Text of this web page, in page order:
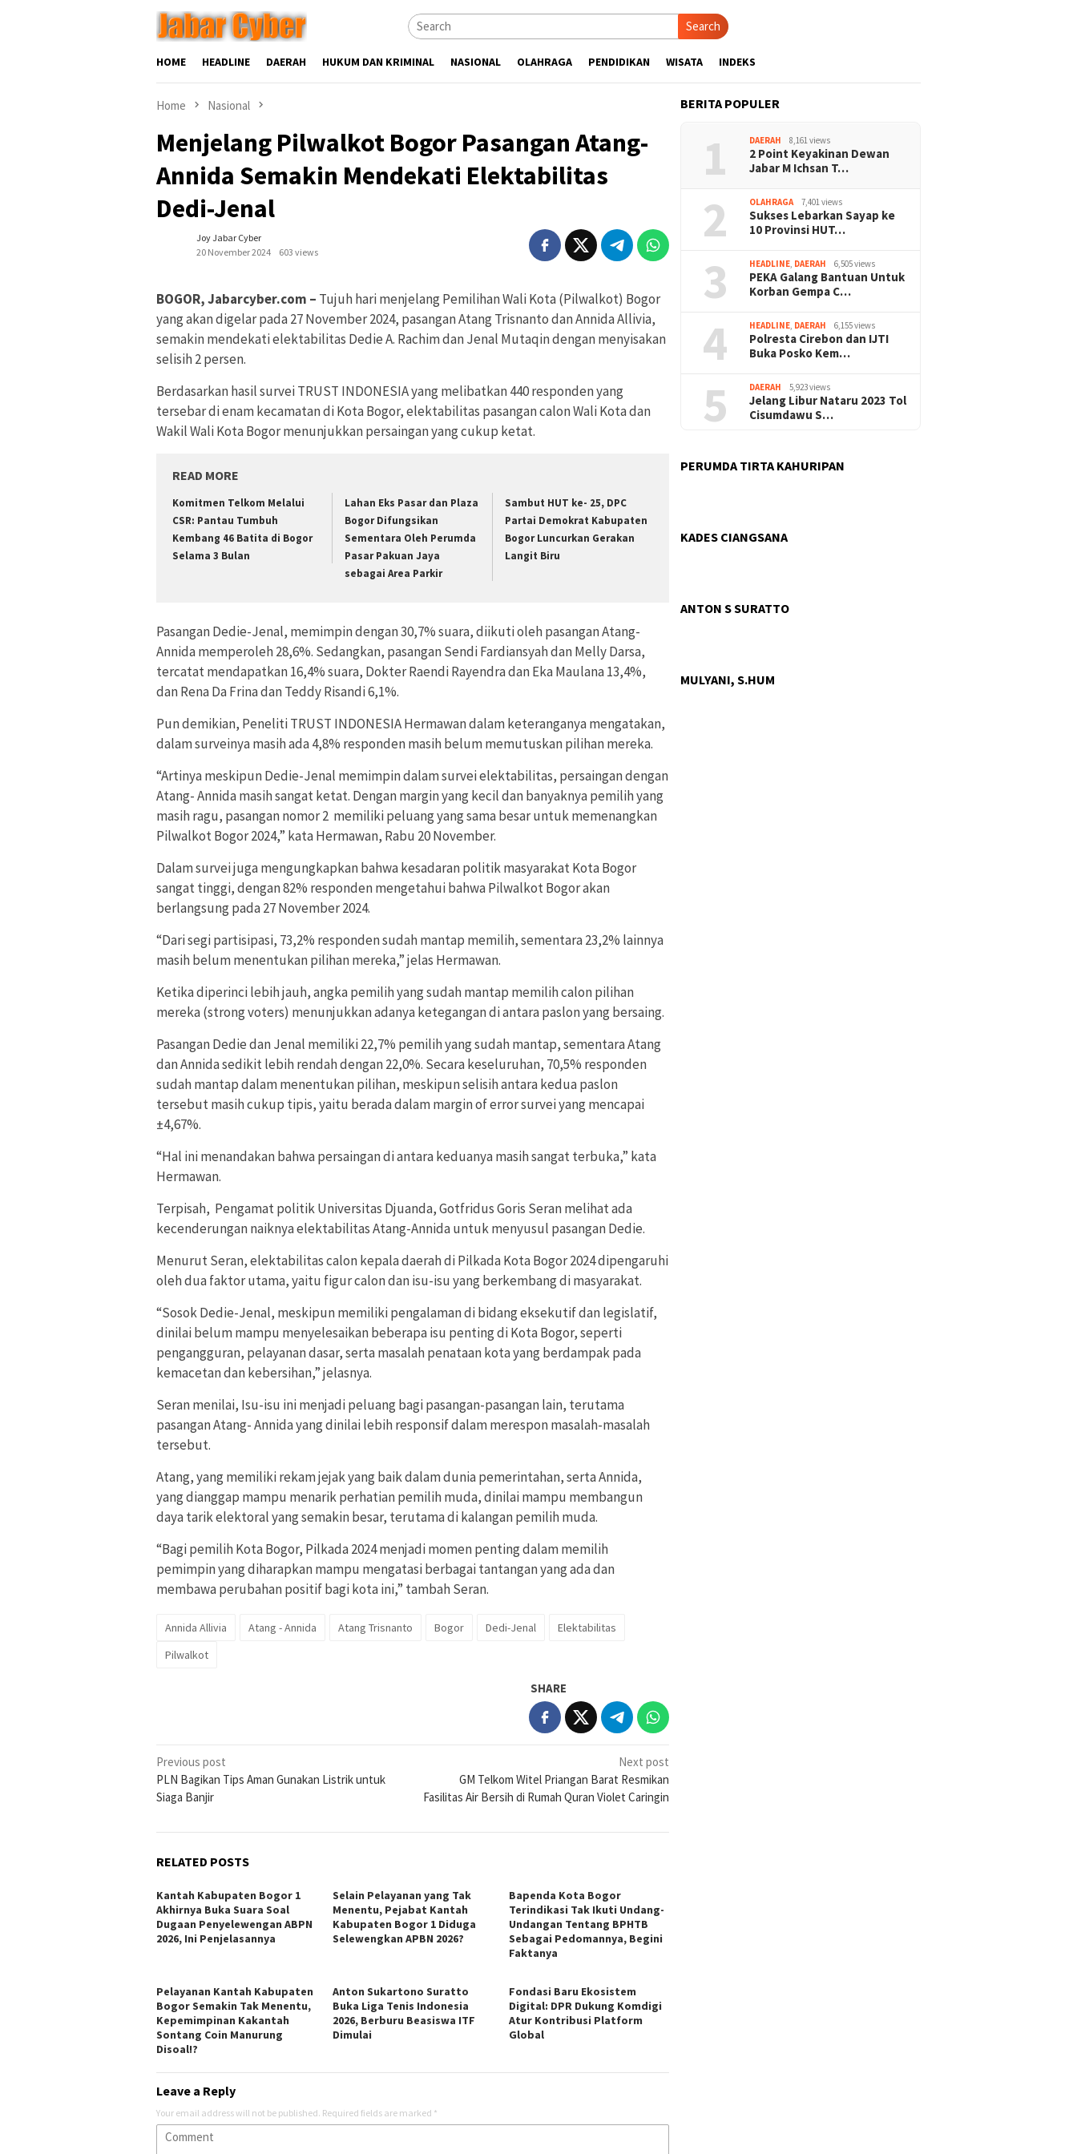
Search
HOME HEADLINE DAERAH HUKUM DAN KRIMINAL NASIONAL OLAHRAGA PENDIDIKAN WISATA INDEKS
Home Nasional
Menjelang Pilwalkot Bogor Pasangan Atang-
Annida Semakin Mendekati Elektabilitas
Dedi-Jenal
Joy Jabar Cyber
20 November 2024
603 views
BOGOR, Jabarcyber.com – Tujuh hari menjelang Pemilihan Wali Kota (Pilwalkot) Bogor
yang akan digelar pada 27 November 2024, pasangan Atang Trisnanto dan Annida Allivia,
semakin mendekati elektabilitas Dedie A. Rachim dan Jenal Mutaqin dengan menyisakan
selisih 2 persen.
Berdasarkan hasil survei TRUST INDONESIA yang melibatkan 440 responden yang
tersebar di enam kecamatan di Kota Bogor, elektabilitas pasangan calon Wali Kota dan
Wakil Wali Kota Bogor menunjukkan persaingan yang cukup ketat.
READ MORE
Komitmen Telkom Melalui
CSR: Pantau Tumbuh
Kembang 46 Batita di Bogor
Selama 3 Bulan
Lahan Eks Pasar dan Plaza
Bogor Difungsikan
Sementara Oleh Perumda
Pasar Pakuan Jaya
sebagai Area Parkir
Sambut HUT ke- 25, DPC
Partai Demokrat Kabupaten
Bogor Luncurkan Gerakan
Langit Biru
Pasangan Dedie-Jenal, memimpin dengan 30,7% suara, diikuti oleh pasangan Atang-
Annida memperoleh 28,6%. Sedangkan, pasangan Sendi Fardiansyah dan Melly Darsa,
tercatat mendapatkan 16,4% suara, Dokter Raendi Rayendra dan Eka Maulana 13,4%,
dan Rena Da Frina dan Teddy Risandi 6,1%.
Pun demikian, Peneliti TRUST INDONESIA Hermawan dalam keteranganya mengatakan,
dalam surveinya masih ada 4,8% responden masih belum memutuskan pilihan mereka.
“Artinya meskipun Dedie-Jenal memimpin dalam survei elektabilitas, persaingan dengan
Atang- Annida masih sangat ketat. Dengan margin yang kecil dan banyaknya pemilih yang
masih ragu, pasangan nomor 2 memiliki peluang yang sama besar untuk memenangkan
Pilwalkot Bogor 2024,” kata Hermawan, Rabu 20 November.
Dalam survei juga mengungkapkan bahwa kesadaran politik masyarakat Kota Bogor
sangat tinggi, dengan 82% responden mengetahui bahwa Pilwalkot Bogor akan
berlangsung pada 27 November 2024.
“Dari segi partisipasi, 73,2% responden sudah mantap memilih, sementara 23,2% lainnya
masih belum menentukan pilihan mereka,” jelas Hermawan.
Ketika diperinci lebih jauh, angka pemilih yang sudah mantap memilih calon pilihan
mereka (strong voters) menunjukkan adanya ketegangan di antara paslon yang bersaing.
Pasangan Dedie dan Jenal memiliki 22,7% pemilih yang sudah mantap, sementara Atang
dan Annida sedikit lebih rendah dengan 22,0%. Secara keseluruhan, 70,5% responden
sudah mantap dalam menentukan pilihan, meskipun selisih antara kedua paslon
tersebut masih cukup tipis, yaitu berada dalam margin of error survei yang mencapai
±4,67%.
“Hal ini menandakan bahwa persaingan di antara keduanya masih sangat terbuka,” kata
Hermawan.
Terpisah, Pengamat politik Universitas Djuanda, Gotfridus Goris Seran melihat ada
kecenderungan naiknya elektabilitas Atang-Annida untuk menyusul pasangan Dedie.
Menurut Seran, elektabilitas calon kepala daerah di Pilkada Kota Bogor 2024 dipengaruhi
oleh dua faktor utama, yaitu figur calon dan isu-isu yang berkembang di masyarakat.
“Sosok Dedie-Jenal, meskipun memiliki pengalaman di bidang eksekutif dan legislatif,
dinilai belum mampu menyelesaikan beberapa isu penting di Kota Bogor, seperti
pengangguran, pelayanan dasar, serta masalah penataan kota yang berdampak pada
kemacetan dan kebersihan,” jelasnya.
Seran menilai, Isu-isu ini menjadi peluang bagi pasangan-pasangan lain, terutama
pasangan Atang- Annida yang dinilai lebih responsif dalam merespon masalah-masalah
tersebut.
Atang, yang memiliki rekam jejak yang baik dalam dunia pemerintahan, serta Annida,
yang dianggap mampu menarik perhatian pemilih muda, dinilai mampu membangun
daya tarik elektoral yang semakin besar, terutama di kalangan pemilih muda.
“Bagi pemilih Kota Bogor, Pilkada 2024 menjadi momen penting dalam memilih
pemimpin yang diharapkan mampu mengatasi berbagai tantangan yang ada dan
membawa perubahan positif bagi kota ini,” tambah Seran.
Annida Allivia Atang - Annida Atang Trisnanto Bogor Dedi-Jenal
Elektabilitas
Pilwalkot
SHARE
Post
navigation
Previous post
PLN Bagikan Tips Aman Gunakan Listrik untuk
Siaga Banjir
Next post
GM Telkom Witel Priangan Barat Resmikan
Fasilitas Air Bersih di Rumah Quran Violet Caringin
RELATED POSTS
Kantah Kabupaten Bogor 1
Akhirnya Buka Suara Soal
Dugaan Penyelewengan ABPN
2026, Ini Penjelasannya
Selain Pelayanan yang Tak
Menentu, Pejabat Kantah
Kabupaten Bogor 1 Diduga
Selewengkan APBN 2026?
Bapenda Kota Bogor
Terindikasi Tak Ikuti Undang-
Undangan Tentang BPHTB
Sebagai Pedomannya, Begini
Faktanya
Pelayanan Kantah Kabupaten
Bogor Semakin Tak Menentu,
Kepemimpinan Kakantah
Sontang Coin Manurung
Disoal!?
Anton Sukartono Suratto
Buka Liga Tenis Indonesia
2026, Berburu Beasiswa ITF
Dimulai
Fondasi Baru Ekosistem
Digital: DPR Dukung Komdigi
Atur Kontribusi Platform
Global
Leave a Reply
Your email address will not be published. Required fields are marked *
BERITA POPULER
1 DAERAH 8,161 views
2 Point Keyakinan Dewan
Jabar M Ichsan T…
2 OLAHRAGA 7,401 views
Sukses Lebarkan Sayap ke
10 Provinsi HUT…
3 HEADLINE, DAERAH 6,505 views
PEKA Galang Bantuan Untuk
Korban Gempa C…
4 HEADLINE, DAERAH 6,155 views
Polresta Cirebon dan IJTI
Buka Posko Kem…
5 DAERAH 5,923 views
Jelang Libur Nataru 2023 Tol
Cisumdawu S…
PERUMDA TIRTA KAHURIPAN
KADES CIANGSANA
ANTON S SURATTO
MULYANI, S.HUM